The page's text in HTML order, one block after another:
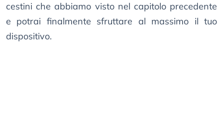
cestini che abbiamo visto nel capitolo precedente
e potrai finalmente sfruttare al massimo il tuo
dispositivo.